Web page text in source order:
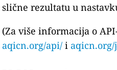
slične rezultatu u
(Za više informacija o
aqicn.org/api/ i